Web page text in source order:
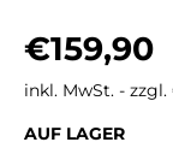
€159,90
inkl. MwSt. -
AUF LAGER